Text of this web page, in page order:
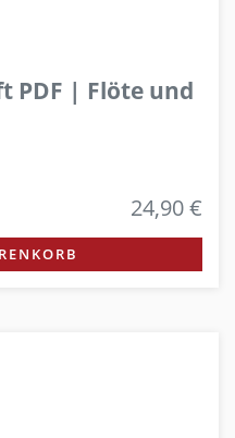
PDF | Flöte und
24,90 €